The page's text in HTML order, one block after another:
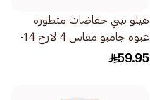
هيلو بيبي حفاضات متطورة
عبوة جامبو مقاس 4 لارج 14-
7كيلو 44حبة
59.95